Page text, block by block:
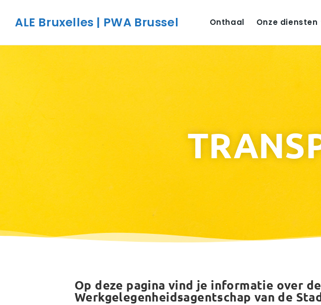
ALE Bruxelles | PWA Brussel Onthaal Onze diensten
Op deze pagina vind je informatie over
Werkgelegenheidsagentschap van de